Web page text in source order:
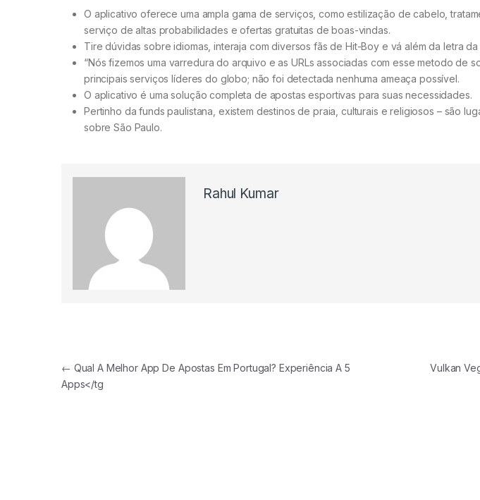
O aplicativo oferece uma ampla gama de serviços, como estilização de cabelo,
serviço de altas probabilidades e ofertas gratuitas de boas-vindas.
Tire dúvidas sobre idiomas, interaja com diversos fãs de Hit-Boy e vá além da letra da
“Nós fizemos uma varredura do arquivo e as URLs associadas com esse metodo de
principais serviços líderes do globo; não foi detectada nenhuma ameaça possível.
O aplicativo é uma solução completa de apostas esportivas para suas necessidades.
Pertinho da funds paulistana, existem destinos de praia, culturais e religiosos – são
sobre São Paulo.
Rahul Kumar
Post navigation
← Qual A Melhor App De Apostas Em Portugal? Experiência A 5
Apps</tg
Vulkan